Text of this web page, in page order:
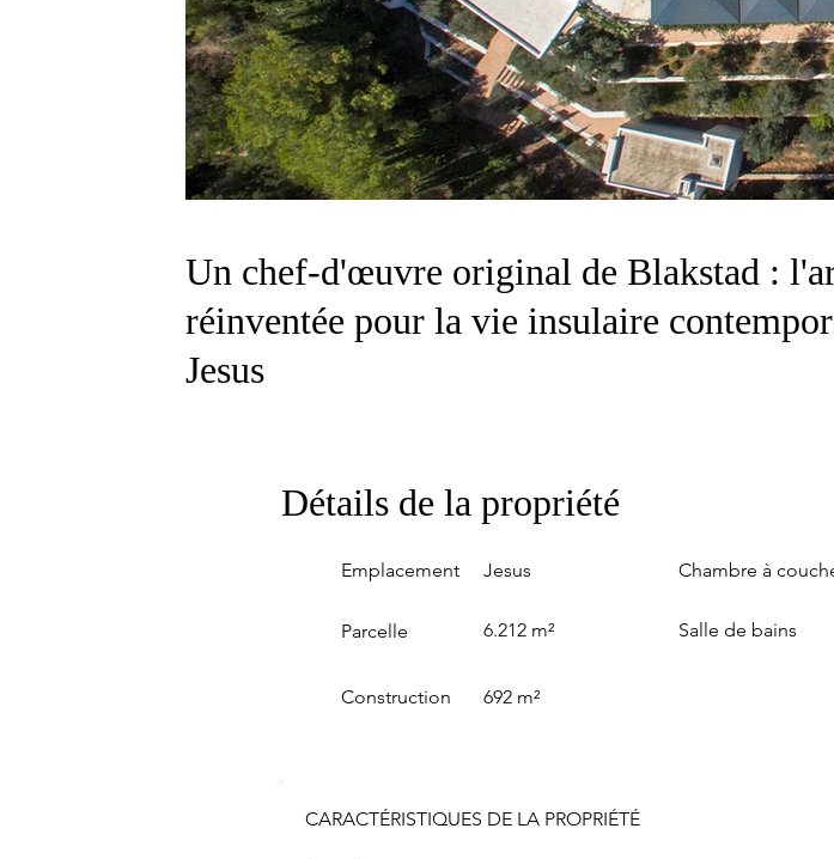
Un chef-d'œuvre original de Blakstad :
réinventée pour la vie insulaire
Jesus
Détails de la propriété
Emplacement
Parcelle
Construction
Jesus
6.212 m²
692 m²
Chambre à
Salle de bains
CARACTÉRISTIQUES DE LA PROPRIÉTÉ